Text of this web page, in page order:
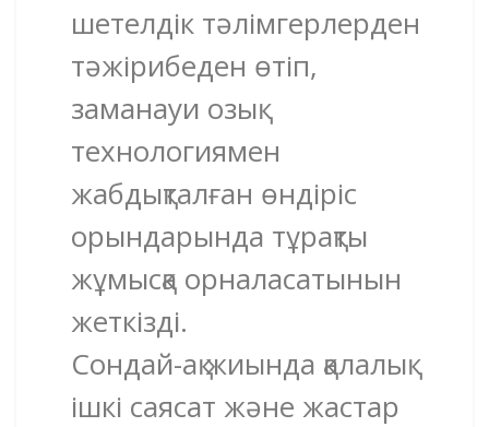
шетелдік тәлімгерлерден
тәжірибеден өтіп,
заманауи озық
технологиямен
жабдықталған өндіріс
орындарында тұрақты
жұмысқа орналасатынын
жеткізді.
Сондай-ақ жиында қалалық
ішкі саясат және жастар